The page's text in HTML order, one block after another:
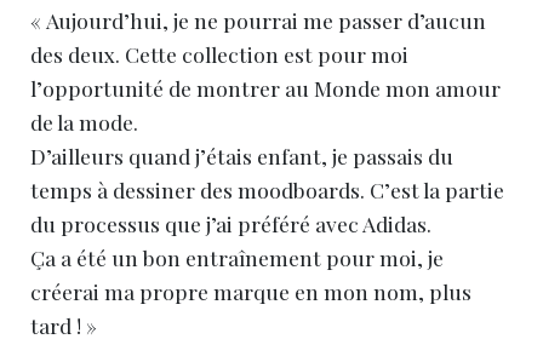
« Aujourd’hui, je ne pourrai me passer d’aucun
des deux. Cette collection est pour moi
l’opportunité de montrer au Monde mon amour
de la mode.
D’ailleurs quand j’étais enfant, je passais du
temps à dessiner des moodboards. C’est la partie
du processus que j’ai préféré avec Adidas.
Ça a été un bon entraînement pour moi, je
créerai ma propre marque en mon nom, plus
tard ! »